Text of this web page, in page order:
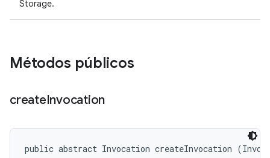
Storage.
Métodos públicos
createInvocation
public abstract Invocation createInvocation